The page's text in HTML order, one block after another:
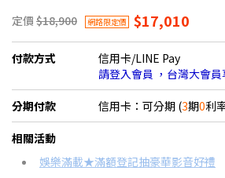
定價 $18,900 網路限定價 $17,010
付款方式
信用卡/LINE Pay
請登入會員 ，台灣大會
分期付款 信用卡：可分期 (3期0利
＊實際可分期數、適用利率，請以購物車顯
信用卡分期
相關活動
娛樂滿載★滿額登記抽豪華影音好禮